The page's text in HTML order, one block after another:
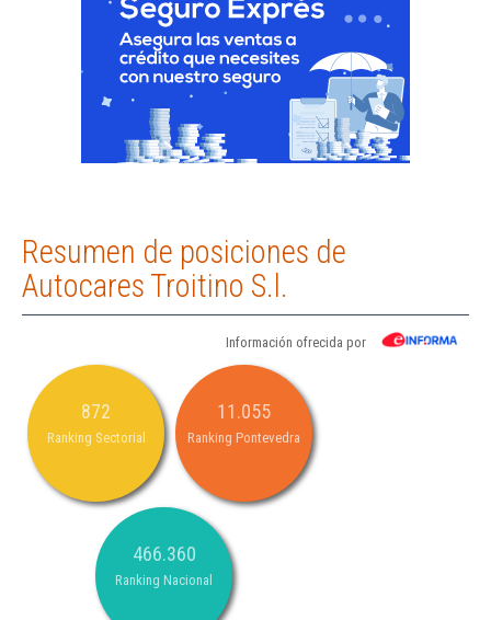
Resumen de posiciones de
Autocares Troitino S.l.
Información ofrecida por
872
Ranking Sectorial
11.055
Ranking Pontevedra
466.360
Ranking Nacional